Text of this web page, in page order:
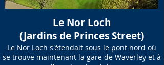
Le Nor Loch
(Jardins de Princes Street)
Le Nor Loch s'étendait sous le pont nord où
se trouve maintenant la gare de Waverley et à